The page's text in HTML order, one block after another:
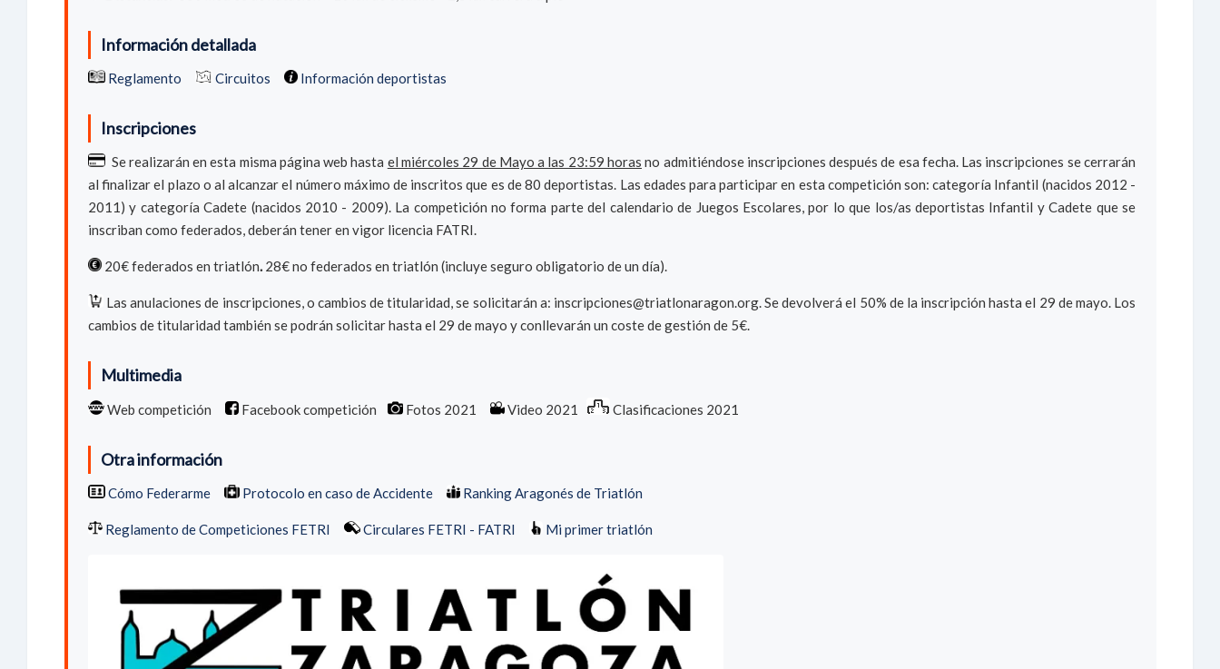
Información detallada
Reglamento Circuitos Información deportistas
Inscripciones
Se realizarán en esta misma página web hasta el miércoles 29 de Mayo a las 23:59 horas no admitiéndose inscripciones después de esa fecha. Las inscripciones se cerrarán
al finalizar el plazo o al alcanzar el número máximo de inscritos que es de 80 deportistas. Las edades para participar en esta competición son: categoría Infantil (nacidos 2012 -
2011) y categoría Cadete (nacidos 2010 - 2009). La competición no forma parte del calendario de Juegos Escolares, por lo que los/as deportistas Infantil y Cadete que se
inscriban como federados, deberán tener en vigor licencia FATRI.
20€ federados en triatlón. 28€ no federados en triatlón (incluye seguro obligatorio de un día).
Las anulaciones de inscripciones, o cambios de titularidad, se solicitarán a: inscripciones@triatlonaragon.org. Se devolverá el 50% de la inscripción hasta el 29 de mayo. Los
cambios de titularidad también se podrán solicitar hasta el 29 de mayo y conllevarán un coste de gestión de 5€.
Multimedia
Web competición Facebook competición Fotos 2021 Video 2021 Clasificaciones 2021
Otra información
Cómo Federarme Protocolo en caso de Accidente Ranking Aragonés de Triatlón
Reglamento de Competiciones FETRI Circulares FETRI - FATRI Mi primer triatlón